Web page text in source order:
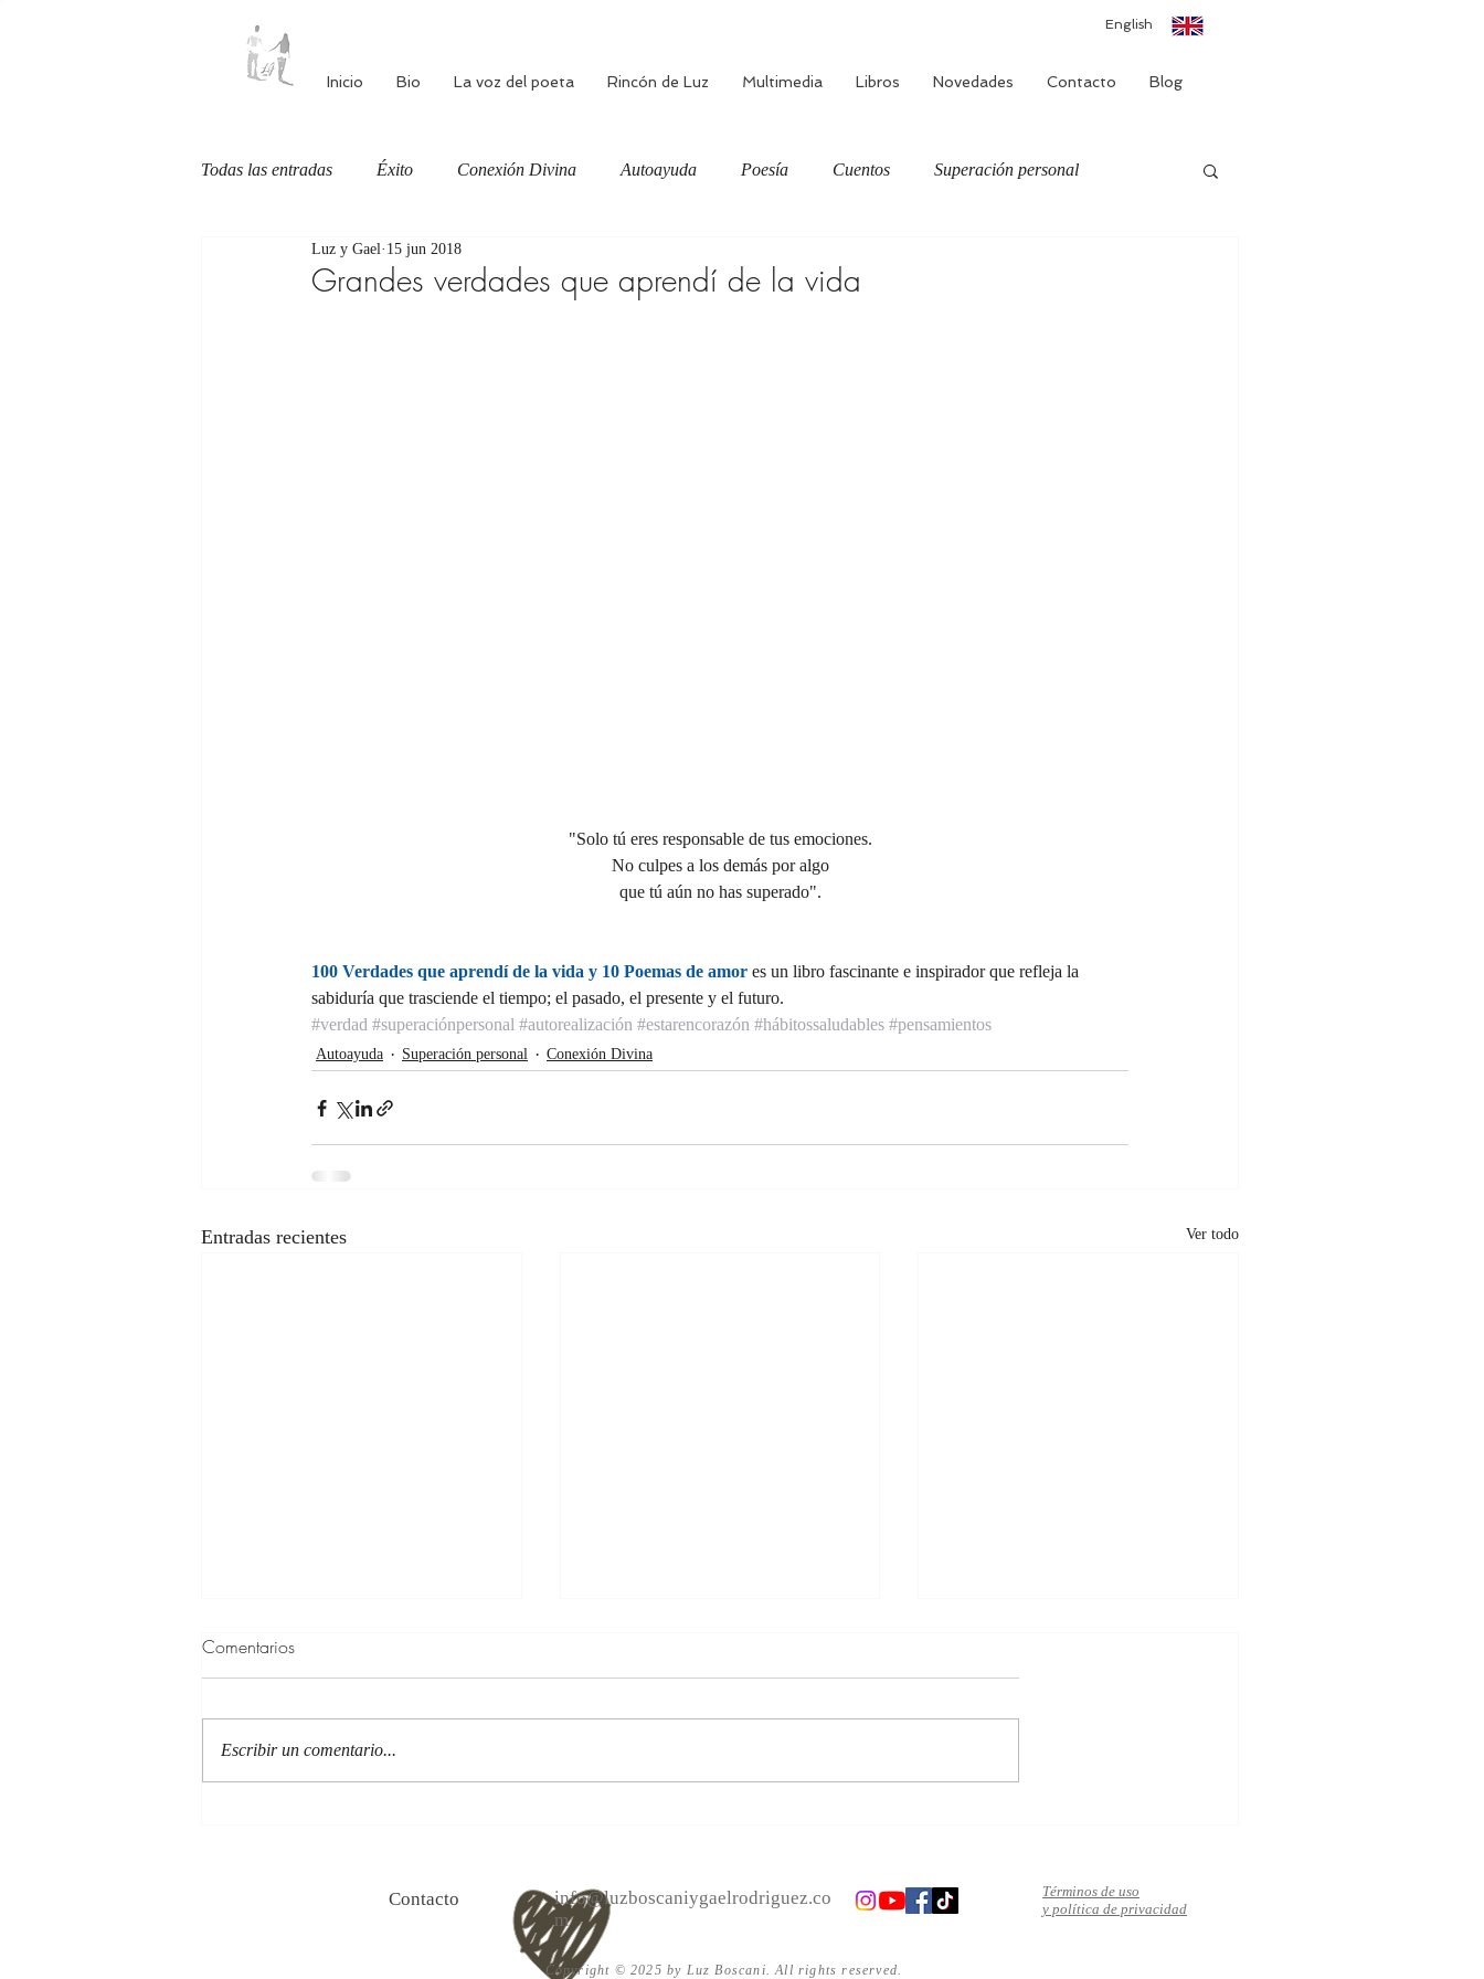
English
Inicio Bio La voz del poeta Rincón de Luz Multimedia Libros Novedades Contacto Blog
Todas las entradas Éxito Conexión Divina Autoayuda Poesía Cuentos Superación personal
Autoestima Alimentación consciente
Grandes verdades que aprendí de la vida
Luz y Gael 15 jun 2018
"Solo tú eres responsable de tus emociones.
No culpes a los demás por algo
que tú aún no has superado".
100 Verdades que aprendí de la vida y 10 Poemas de amor es un libro fascinante e inspirador que refleja la
sabiduría que trasciende el tiempo; el pasado, el presente y el futuro.
#verdad #superaciónpersonal #autorealización #estarencorazón #hábitossaludables #pensamientos
Autoayuda Superación personal Conexión Divina
Entradas recientes Ver todo
Comentarios
Escribir un comentario...
Contacto
info@luzboscaniygaelrodriguez.co
m
Términos de uso
y política de privacidad
Copyright © 2025 by Luz Boscani. All rights reserved.